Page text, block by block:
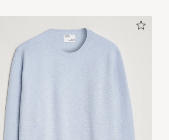
Perfekt, precis vad jag letade
normalbyggd
SEBASTIAN W KØBTE PÅ
Super bra fit og bra materiale.
Underbar kvalitet, mjuk känsla.